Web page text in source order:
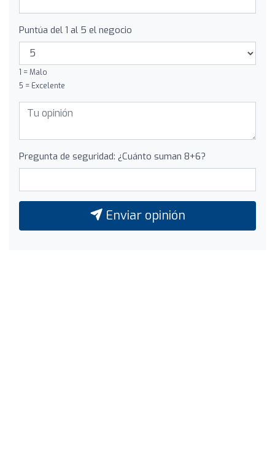
Puntúa del 1 al 5 el negocio
1 = Malo
5 = Excelente
Pregunta de seguridad: ¿Cuánto suman 8+6?
Enviar opinión